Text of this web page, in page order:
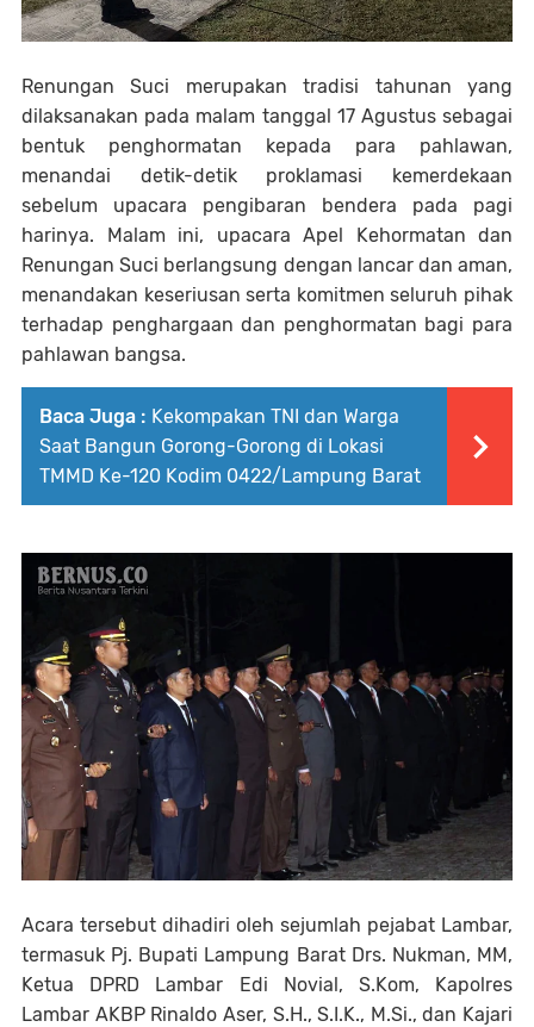
Renungan Suci merupakan tradisi tahunan yang
dilaksanakan pada malam tanggal 17 Agustus sebagai
bentuk penghormatan kepada para pahlawan,
menandai detik-detik proklamasi kemerdekaan
sebelum upacara pengibaran bendera pada pagi
harinya. Malam ini, upacara Apel Kehormatan dan
Renungan Suci berlangsung dengan lancar dan aman,
menandakan keseriusan serta komitmen seluruh pihak
terhadap penghargaan dan penghormatan bagi para
pahlawan bangsa.
Baca Juga : Kekompakan TNI dan Warga
Saat Bangun Gorong-Gorong di Lokasi
TMMD Ke-120 Kodim 0422/Lampung Barat
Acara tersebut dihadiri oleh sejumlah pejabat Lambar,
termasuk Pj. Bupati Lampung Barat Drs. Nukman, MM,
Ketua DPRD Lambar Edi Novial, S.Kom, Kapolres
Lambar AKBP Rinaldo Aser, S.H., S.I.K., M.Si., dan Kajari